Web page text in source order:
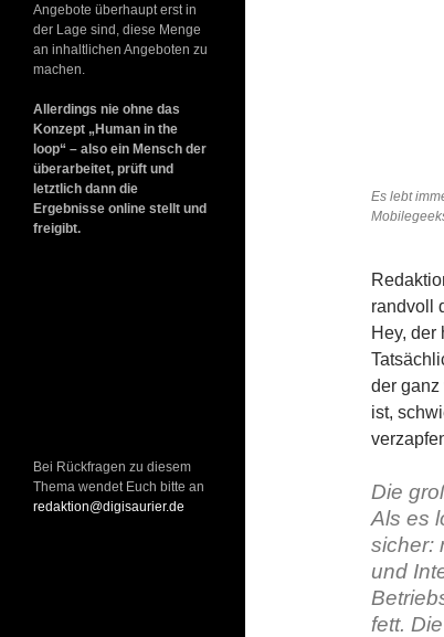
Es lebt
randvoll
Hey, der
der
ist,
Die
Als es
sicher:
und
fett.
Angebote überhaupt erst in
der Lage sind, diese Menge
an inhaltlichen Angeboten zu
machen.
Allerdings nie ohne das
Konzept „Human in the
loop“ – also ein Mensch der
überarbeitet, prüft und
letztlich dann die
Ergebnisse online stellt und
freigibt.
Bei Rückfragen zu diesem
Thema wendet Euch bitte an
redaktion@digisaurier.de